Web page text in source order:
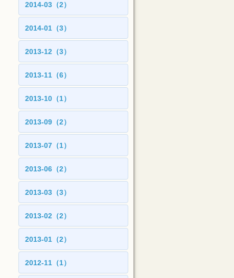
2014-03（2）
2014-01（3）
2013-12（3）
2013-11（6）
2013-10（1）
2013-09（2）
2013-07（1）
2013-06（2）
2013-03（3）
2013-02（2）
2013-01（2）
2012-11（1）